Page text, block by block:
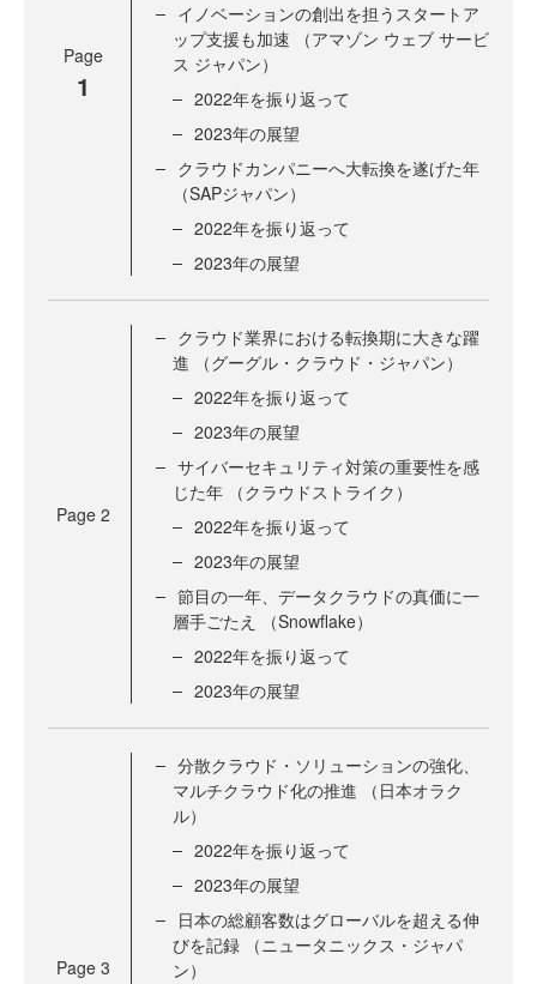
Page
1
イノベーションの創出を担うスタートア
ップ支援も加速 （アマゾン ウェブ サービ
ス ジャパン）
2022年を振り返って
2023年の展望
クラウドカンパニーへ大転換を遂げた年
（SAPジャパン）
2022年を振り返って
2023年の展望
Page 2
クラウド業界における転換期に大きな躍
進 （グーグル・クラウド・ジャパン）
2022年を振り返って
2023年の展望
サイバーセキュリティ対策の重要性を感
じた年 （クラウドストライク）
2022年を振り返って
2023年の展望
節目の一年、データクラウドの真価に一
層手ごたえ （Snowflake）
2022年を振り返って
2023年の展望
Page 3
分散クラウド・ソリューションの強化、
マルチクラウド化の推進 （日本オラク
ル）
2022年を振り返って
2023年の展望
日本の総顧客数はグローバルを超える伸
びを記録 （ニュータニックス・ジャパ
ン）